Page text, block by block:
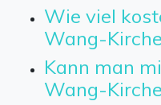
Wie viel
Wang-
Kann man
Wang-